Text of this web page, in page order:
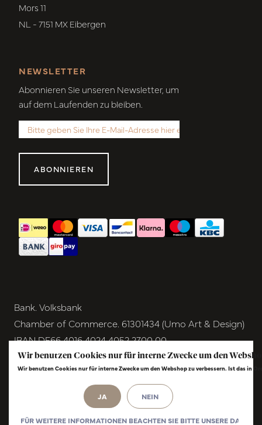
Mors 11
NL - 7151 MX Eibergen
NEWSLETTER
Abonnieren Sie unseren Newsletter, um
auf dem Laufenden zu bleiben.
ABONNIEREN
Bank. Volksbank
Chamber of Commerce. 61301434 (Umo Art & Design)
IBAN DE66 4016 4024 4052 2700 00
BIC GENODEM1GRN
VAT NL854291040B01
© Copyright 2026 - Umo Art & Design |
Wir benutzen Cookies nur für interne Zwecke um den
Wir benutzen Cookies nur für interne Zwecke um den Webshop zu verbessern. Ist das in
JA NEIN
FÜR WEITERE INFORMATIONEN BEACHTEN SIE BITTE UNSERE